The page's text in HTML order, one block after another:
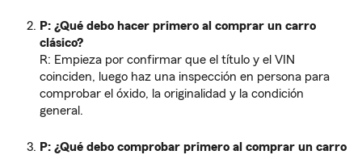
P: ¿Qué debo hacer primero al comprar un carro
clásico?
R: Empieza por confirmar que el título y el VIN
coinciden, luego haz una inspección en persona para
comprobar el óxido, la originalidad y la condición
general.
P: ¿Qué debo comprobar primero al comprar un carro